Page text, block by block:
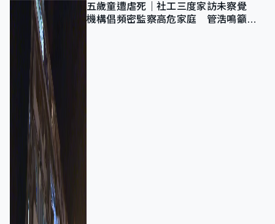
五歲童遭虐死｜社工三度家訪未察覺
機構倡頻密監察高危家庭 管浩鳴籲加